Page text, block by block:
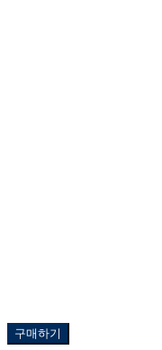
구매하기